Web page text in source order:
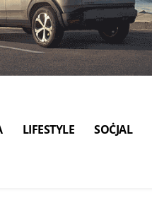
LIFESTYLE SOĊJAL